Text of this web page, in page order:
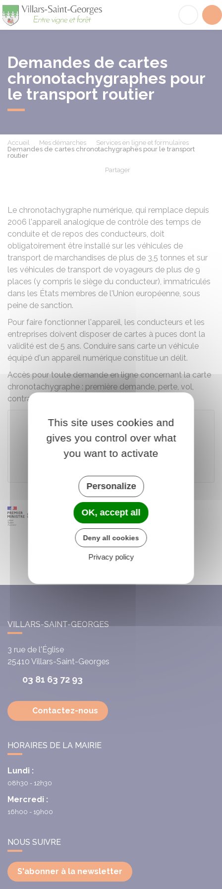
Demandes de cartes
chronotachygraphes pour
le transport routier
Accueil Mes démarches
Services en ligne et formulaires
Demandes de cartes chronotachygraphes pour le transport
routier
Partager
Le chronotachygraphe numérique, qui remplace depuis
2006 l'appareil analogique de contrôle des temps de
conduite et de repos des conducteurs, doit
obligatoirement être installé sur les véhicules de
transport de marchandises de plus de 3,5 tonnes et sur
les véhicules de transport de voyageurs de plus de 9
places (y compris le siège du conducteur), immatriculés
dans les États membres de l'Union européenne, sous
peine de sanction.
Pour faire fonctionner l'appareil, les conducteurs et les
entreprises doivent disposer de cartes à puces dont la
validité est de 5 ans. Conduire sans carte un véhicule
équipé d'un appareil numérique constitue un délit.
Accès pour toute demande en ligne concernant la carte
chronotachygraphe : première demande, perte, vol,
contrat de services...
Accéder au téléservice
VILLARS-SAINT-GEORGES
3 rue de l'Église
25410 Villars-Saint-Georges
03 81 63 72 93
Contactez-nous
HORAIRES DE LA MAIRIE
Lundi :
08h30 - 12h30
Mercredi :
16h00 - 19h00
NOUS SUIVRE
S'abonner à la newsletter
This site uses cookies and
gives you control over what
you want to activate
Personalize
OK, accept all
Deny all cookies
Privacy policy